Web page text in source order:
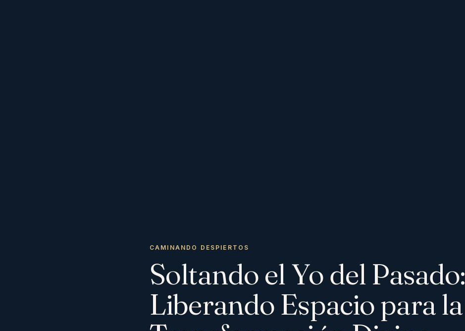
CAMINANDO DESPIERTOS
Soltando el Yo del Pasado:
Liberando Espacio para la